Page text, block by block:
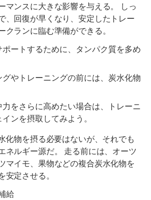
マンスに大きな影響を与える。 しっ
、回復が早くなり、安定したトレー
クランに臨む準備ができる。
ートするために、タンパク質を多め
グやトレーニングの前には、炭水化物
をさらに高めたい場合は、トレーニ
ンを摂取してみよう。
化物を摂る必要はないが、それでも
ネルギー源だ。 走る前には、オーツ
マイモ、果物などの複合炭水化物を
安定させる。
給